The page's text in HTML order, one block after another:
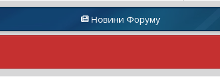
Новини Форуму